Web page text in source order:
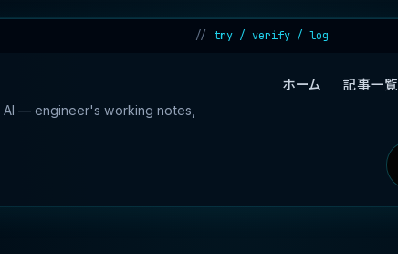
try / verify / log
— engineer's working notes,
ホーム 記事一覧
記
検